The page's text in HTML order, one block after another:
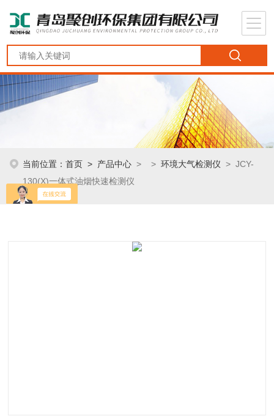
当前位置：首页 > 产品中心 > >环境大气检测仪 > JCY-
130(X)一体式油烟快速检测仪